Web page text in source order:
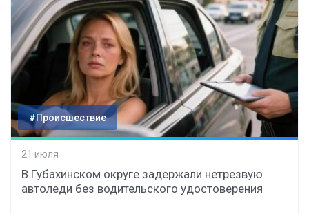
#Происшествие
21 июля
В Губахинском округе задержали нетрезвую
автоледи без водительского удостоверения